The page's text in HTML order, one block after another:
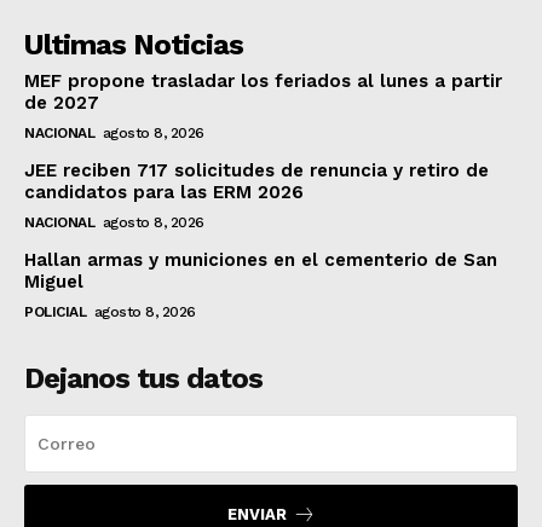
Ultimas Noticias
MEF propone trasladar los feriados al lunes a partir
de 2027
NACIONAL agosto 8, 2026
JEE reciben 717 solicitudes de renuncia y retiro de
candidatos para las ERM 2026
NACIONAL agosto 8, 2026
Hallan armas y municiones en el cementerio de San
Miguel
POLICIAL agosto 8, 2026
Dejanos tus datos
ENVIAR